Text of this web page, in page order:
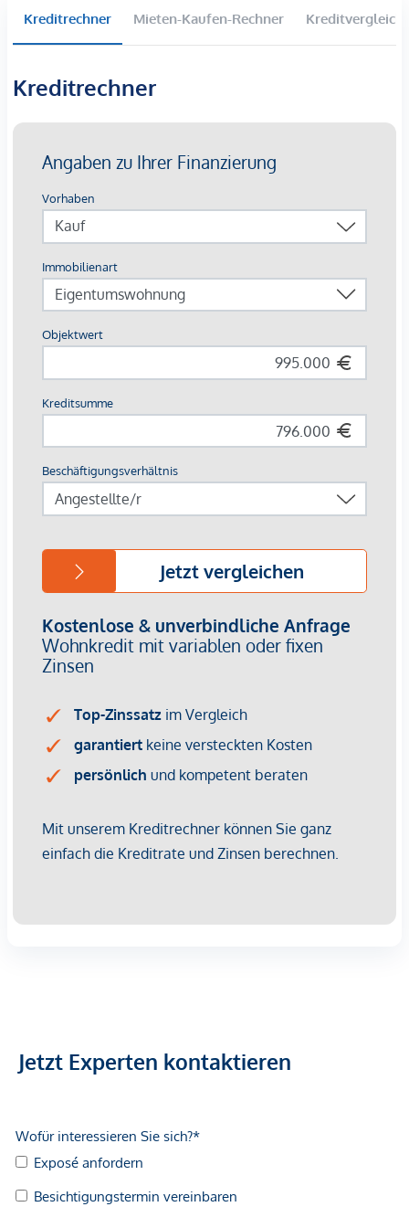
unverbindliche Vorabinformationen sind und daher ohne
Gewähr erfolgen. Der Vermittler ist als Doppelmakler tätig.
Kreditrechner Mieten-Kaufen-Rechner Kreditvergleich
Kreditrechner
Jetzt Experten kontaktieren